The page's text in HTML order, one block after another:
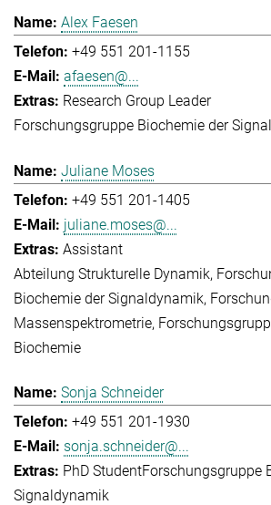
Alex Faesen
+49 551 201-1155
afaesen@...
Research Group Leader
Forschungsgruppe Biochemie der
Juliane Moses
+49 551 201-1405
juliane.moses@...
Assistant
Abteilung Strukturelle Dynamik
Biochemie der Signaldynamik
Massenspektrometrie
Biochemie
Sonja Schneider
+49 551 201-1930
sonja.schneider@...
PhD StudentForschungsgruppe
Signaldynamik